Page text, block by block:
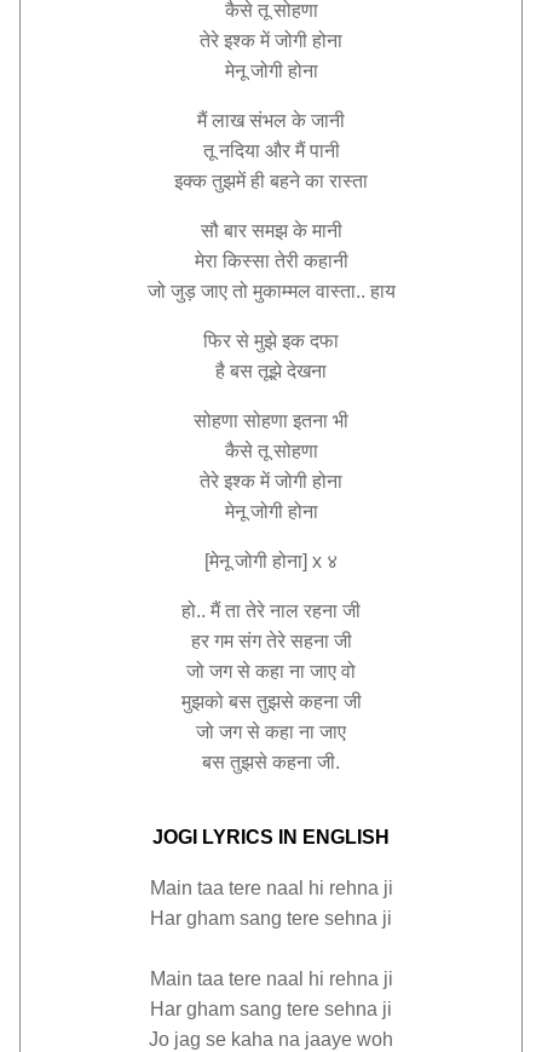
कैसे तू सोहणा
तेरे इश्क में जोगी होना
मेनू जोगी होना
मैं लाख संभल के जानी
तू नदिया और मैं पानी
इक्क तुझमें ही बहने का रास्ता
सौ बार समझ के मानी
मेरा किस्सा तेरी कहानी
जो जुड़ जाए तो मुकाम्मल वास्ता.. हाय
फिर से मुझे इक दफा
है बस तूझे देखना
सोहणा सोहणा इतना भी
कैसे तू सोहणा
तेरे इश्क में जोगी होना
मेनू जोगी होना
[मेनू जोगी होना] x ४
हो.. मैं ता तेरे नाल रहना जी
हर गम संग तेरे सहना जी
जो जग से कहा ना जाए वो
मुझको बस तुझसे कहना जी
जो जग से कहा ना जाए
बस तुझसे कहना जी.
JOGI LYRICS IN ENGLISH
Main taa tere naal hi rehna ji
Har gham sang tere sehna ji
Main taa tere naal hi rehna ji
Har gham sang tere sehna ji
Jo jag se kaha na jaaye woh